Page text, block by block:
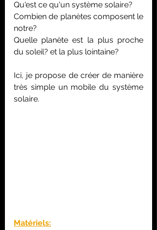
Qu'est ce qu'un système solaire?
Combien de planètes composent le
notre?
Quelle planète est la plus proche
du soleil? et la plus lointaine?
Ici, je propose de créer de manière
très simple un mobile du système
solaire.
Matériels: